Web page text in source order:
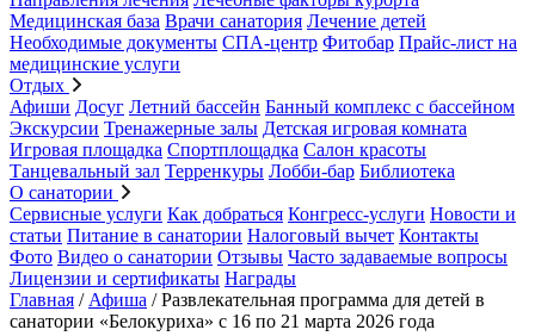
Медицинская база Врачи санатория Лечение детей
Необходимые документы СПА-центр Фитобар Прайс-лист на
медицинские услуги
Отдых
Афиши Досуг Летний бассейн Банный комплекс с бассейном
Экскурсии Тренажерные залы Детская игровая комната
Игровая площадка Спортплощадка Салон красоты
Танцевальный зал Терренкуры Лобби-бар Библиотека
О санатории
Сервисные услуги Как добраться Конгресс-услуги Новости и
статьи Питание в санатории Налоговый вычет Контакты
Фото Видео о санатории Отзывы Часто задаваемые вопросы
Лицензии и сертификаты Награды
Главная / Афиша /Развлекательная программа для детей в
санатории «Белокуриха» с 16 по 21 марта 2026 года